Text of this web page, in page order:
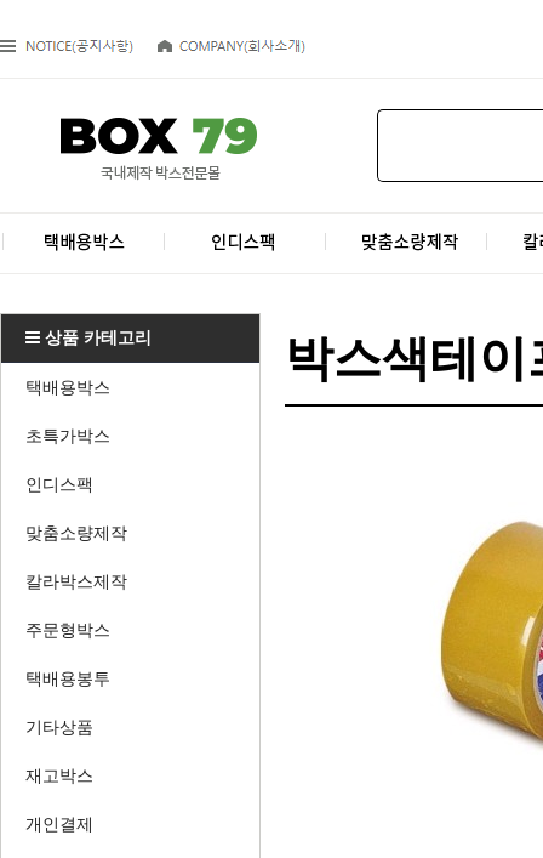
상품 카테고리
택배용박스
초특가박스
인디스팩
맞춤소량제작
칼라박스제작
주문형박스
택배용봉투
기타상품
재고박스
개인결제
박스색테